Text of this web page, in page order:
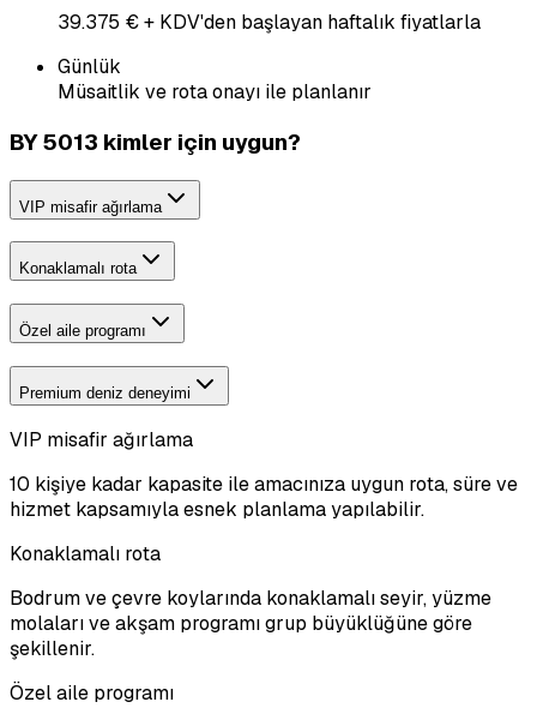
39.375 € + KDV'den başlayan haftalık fiyatlarla
Günlük
Müsaitlik ve rota onayı ile planlanır
BY 5013 kimler için uygun?
VIP misafir ağırlama
Konaklamalı rota
Özel aile programı
Premium deniz deneyimi
VIP misafir ağırlama
10 kişiye kadar kapasite ile amacınıza uygun rota, süre ve
hizmet kapsamıyla esnek planlama yapılabilir.
Konaklamalı rota
Bodrum ve çevre koylarında konaklamalı seyir, yüzme
molaları ve akşam programı grup büyüklüğüne göre
şekillenir.
Özel aile programı